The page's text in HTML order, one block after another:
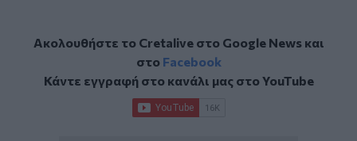
Ακολουθήστε το Cretalive στο Google Newsκαι
στο Facebook
Κάντε εγγραφή στο κανάλι μας στοYouTube